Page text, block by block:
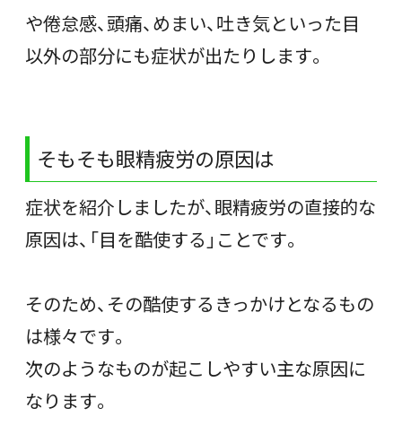
や倦怠感、頭痛、めまい、吐き気といった目
以外の部分にも症状が出たりします。
そもそも眼精疲労の原因は
症状を紹介しましたが、眼精疲労の直接的な
原因は、「目を酷使する」ことです。
そのため、その酷使するきっかけとなるもの
は様々です。
次のようなものが起こしやすい主な原因に
なります。